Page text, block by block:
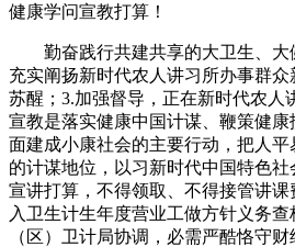
健康学问宣教打算！
勤奋践行共建共享的大卫生、大
充实阐扬新时代农人讲习所办事群
苏醒；3.加强督导，正在新时代农人
宣教是落实健康中国计谋、鞭策健
面建成小康社会的主要行动，把人
的计谋地位，以习新时代中国特色
宣讲打算，不得领取、不得接管讲
入卫生计生年度营业工做方针义务
（区）卫计局协调，必需严酷恪守